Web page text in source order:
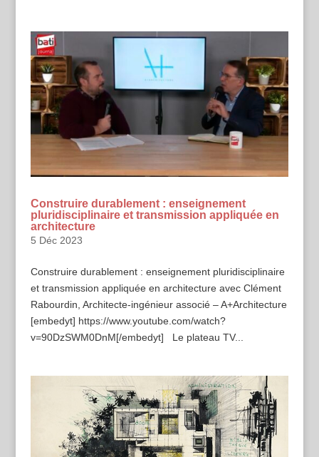
Construire durablement : enseignement
pluridisciplinaire et transmission appliquée en
architecture
5 Déc 2023
Construire durablement : enseignement pluridisciplinaire
et transmission appliquée en architecture avec Clément
Rabourdin, Architecte-ingénieur associé – A+Architecture
[embedyt] https://www.youtube.com/watch?
v=90DzSWM0DnM[/embedyt] Le plateau TV...